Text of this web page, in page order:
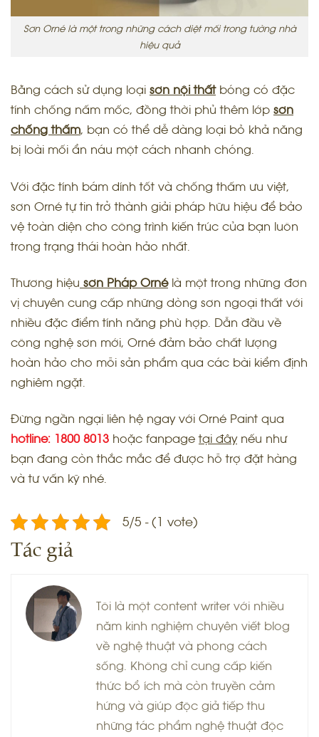
Sơn Orné là một trong những cách diệt mối trong tường nhà
hiệu quả
Bằng cách sử dụng loại sơn nội thấtbóng có đặc
tính chống nấm mốc, đồng thời phủ thêm lớp sơn
chống thấm, bạn có thể dễ dàng loại bỏ khả năng
bị loài mối ẩn náu một cách nhanh chóng.
Với đặc tính bám dính tốt và chống thấm ưu việt,
sơn Orné tự tin trở thành giải pháp hữu hiệu để bảo
vệ toàn diện cho công trình kiến trúc của bạn luôn
trong trạng thái hoàn hảo nhất.
Thương hiệu sơn Pháp Ornélà một trong những đơn
vị chuyên cung cấp những dòng sơn ngoại thất với
nhiều đặc điểm tính năng phù hợp. Dẫn đầu về
công nghệ sơn mới, Orné đảm bảo chất lượng
hoàn hảo cho mỗi sản phẩm qua các bài kiểm định
nghiêm ngặt.
Đừng ngần ngại liên hệ ngay với Orné Paint qua
hotline: 1800 8013 hoặc fanpagetại đâynếu như
bạn đang còn thắc mắc để được hỗ trợ đặt hàng
và tư vấn kỹ nhé.
5/5 - (1 vote)
Tác giả
Tôi là một content writer với nhiều
năm kinh nghiệm chuyên viết blog
về nghệ thuật và phong cách
sống. Không chỉ cung cấp kiến
thức bổ ích mà còn truyền cảm
hứng và giúp độc giả tiếp thu
những tác phẩm nghệ thuật độc